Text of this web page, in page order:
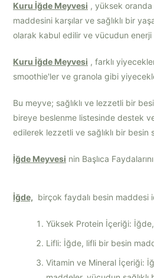
Kuru İğde Meyvesi , yüksek
maddesini karşılar ve sağlıklı bir
olarak kabul edilir ve vücudun enerji
Kuru İğde Meyvesi , farklı
smoothie'ler ve granola gibi
Bu meyve; sağlıklı ve lezzetli bir
bireye beslenme listesinde destek
edilerek lezzetli ve sağlıklı bir besin
İğde Meyvesi nin Başlıca
İğde, birçok faydalı besin maddesi
Yüksek Protein İçeriği:
Lifli: İğde, lifli bir besin
Vitamin ve Mineral İçeriği: